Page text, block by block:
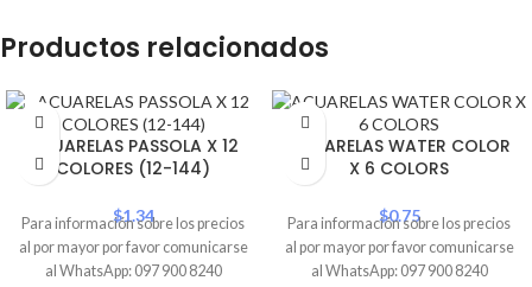
Productos relacionados
ACUARELAS PASSOLA X 12
COLORES (12-144)
$1.34
Para información sobre los precios
al por mayor por favor comunicarse
al WhatsApp: 097 900 8240
ACUARELAS WATER COLOR
X 6 COLORS
$0.75
Para información sobre los precios
al por mayor por favor comunicarse
al WhatsApp: 097 900 8240